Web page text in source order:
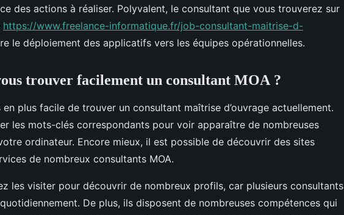
des actions à réaliser. Polyvalent, le consultant que vous trouverez sur
https://www.freelance-informatique.fr/job-consultant-maitrise-d-
le déploiement des applicatifs vers les équipes opérationnelles.
trouver facilement un consultant MOA ?
plus facile de trouver un consultant maîtrise d’ouvrage actuellement.
les mots-clés correspondants pour voir apparaître de nombreuses
ordinateur. Encore mieux, il est possible de découvrir des sites
de nombreux consultants MOA.
les visiter pour découvrir de nombreux profils, car plusieurs consultants
De plus, ils disposent de nombreuses compétences qui